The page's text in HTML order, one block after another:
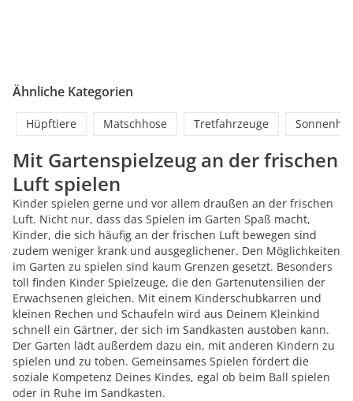
Ähnliche Kategorien
Hüpftiere Matschhose Tretfahrzeuge
Mit Gartenspielzeug an der frischen
Luft spielen
Kinder spielen gerne und vor allem draußen an der frischen
Luft. Nicht nur, dass das Spielen im Garten Spaß macht,
Kinder, die sich häufig an der frischen Luft bewegen sind
zudem weniger krank und ausgeglichener. Den Möglichkeiten
im Garten zu spielen sind kaum Grenzen gesetzt. Besonders
toll finden Kinder Spielzeuge, die den Gartenutensilien der
Erwachsenen gleichen. Mit einem Kinderschubkarren und
kleinen Rechen und Schaufeln wird aus Deinem Kleinkind
schnell ein Gärtner, der sich im Sandkasten austoben kann.
Der Garten lädt außerdem dazu ein, mit anderen Kindern zu
spielen und zu toben. Gemeinsames Spielen fördert die
soziale Kompetenz Deines Kindes, egal ob beim Ball spielen
oder in Ruhe im Sandkasten.